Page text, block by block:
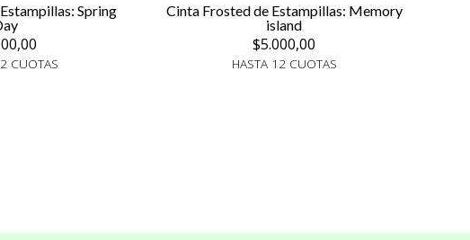
Spring
CUOTAS
Cinta Frosted de Estampillas: Memory
island
$5.000,00
HASTA 12 CUOTAS